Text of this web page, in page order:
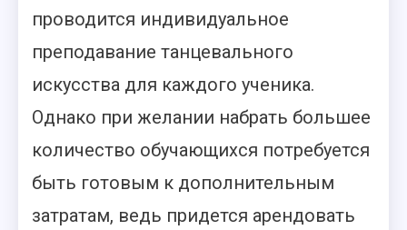
проводится индивидуальное
преподавание танцевального
искусства для каждого ученика.
Однако при желании набрать большее
количество обучающихся потребуется
быть готовым к дополнительным
затратам, ведь придется арендовать